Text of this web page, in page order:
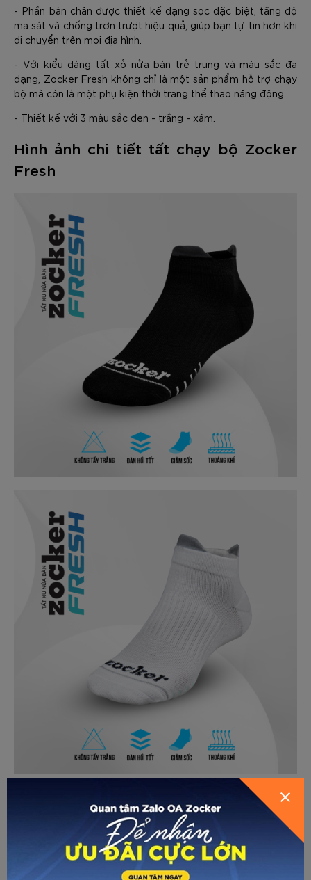
- Phần bàn chân được thiết kế dạng sọc đặc biệt, tăng độ
ma sát và chống trơn trượt hiệu quả, giúp bạn tự tin hơn khi
di chuyển trên mọi địa hình.
- Với kiểu dáng tất xỏ nửa bàn trẻ trung và màu sắc đa
dạng, Zocker Fresh không chỉ là một sản phẩm hỗ trợ chạy
bộ mà còn là một phụ kiện thời trang thể thao năng động.
- Thiết kế với 3 màu sắc đen - trắng - xám.
Hình ảnh chi tiết tất chạy bộ Zocker
Fresh
GỬI THÔNG TIN ĐỂ ZOCKER TƯ
VẤN CHO BẠN